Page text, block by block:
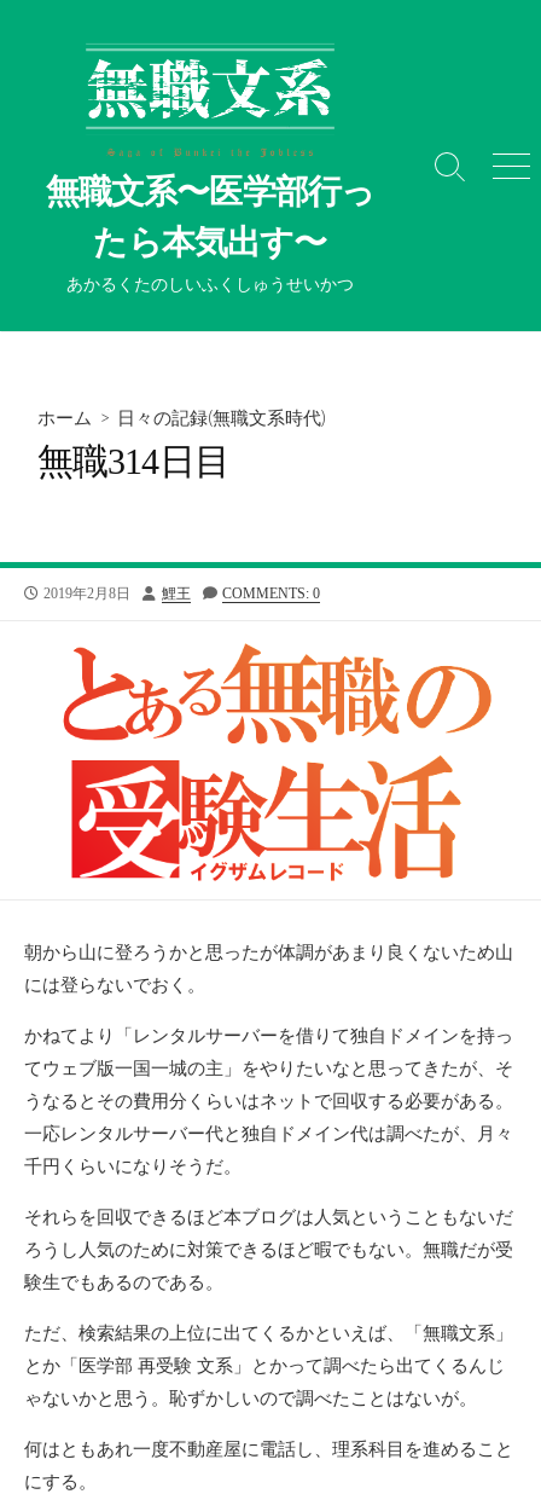
無職文系〜医学部行っ
たら本気出す〜
あかるくたのしいふくしゅうせいかつ
検
メ
ホーム > 日々の記録(無職文系時代)
無職314日目
公
2019年2月8日
投
鯉王 COMMENTS: 0
朝から山に登ろうかと思ったが体調があまり良くないため山
には登らないでおく。
かねてより「レンタルサーバーを借りて独自ドメインを持っ
てウェブ版一国一城の主」をやりたいなと思ってきたが、そ
うなるとその費用分くらいはネットで回収する必要がある。
一応レンタルサーバー代と独自ドメイン代は調べたが、月々
千円くらいになりそうだ。
それらを回収できるほど本ブログは人気ということもないだ
ろうし人気のために対策できるほど暇でもない。無職だが受
験生でもあるのである。
ただ、検索結果の上位に出てくるかといえば、「無職文系」
とか「医学部 再受験 文系」とかって調べたら出てくるんじ
ゃないかと思う。恥ずかしいので調べたことはないが。
何はともあれ一度不動産屋に電話し、理系科目を進めること
にする。